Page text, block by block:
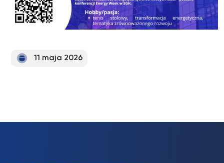
11 maja 2026